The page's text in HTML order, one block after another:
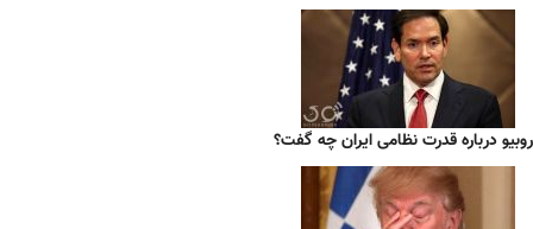
روبیو درباره قدرت نظامی ایران چه گفت؟